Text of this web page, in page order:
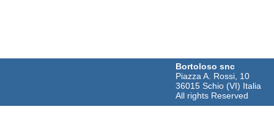
Bortoloso snc
Piazza A. Rossi, 10
36015 Schio (VI) Italia
All rights Reserved